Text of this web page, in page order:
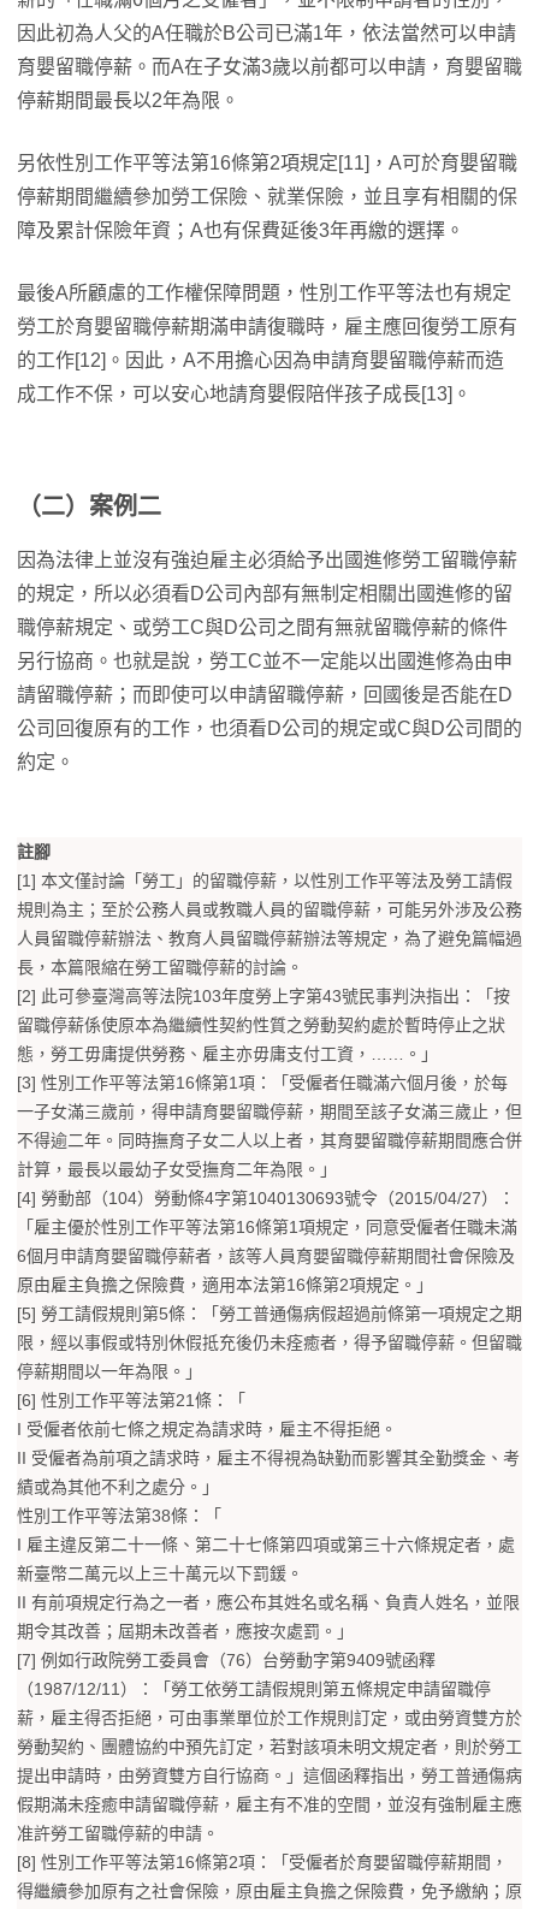
因此初為人父的A任職於B公司已滿1年，依法當然可以申請
育嬰留職停薪。而A在子女滿3歲以前都可以申請，育嬰留職
停薪期間最長以2年為限。
另依性別工作平等法第16條第2項規定[11]，A可於育嬰留職
停薪期間繼續參加勞工保險、就業保險，並且享有相關的保
障及累計保險年資；A也有保費延後3年再繳的選擇。
最後A所顧慮的工作權保障問題，性別工作平等法也有規定
勞工於育嬰留職停薪期滿申請復職時，雇主應回復勞工原有
的工作[12]。因此，A不用擔心因為申請育嬰留職停薪而造
成工作不保，可以安心地請育嬰假陪伴孩子成長[13]。
（二）案例二
因為法律上並沒有強迫雇主必須給予出國進修勞工留職停薪
的規定，所以必須看D公司內部有無制定相關出國進修的留
職停薪規定、或勞工C與D公司之間有無就留職停薪的條件
另行協商。也就是說，勞工C並不一定能以出國進修為由申
請留職停薪；而即使可以申請留職停薪，回國後是否能在D
公司回復原有的工作，也須看D公司的規定或C與D公司間的
約定。
註腳
[1] 本文僅討論「勞工」的留職停薪，以性別工作平等法及勞工請假
規則為主；至於公務人員或教職人員的留職停薪，可能另外涉及公務
人員留職停薪辦法、教育人員留職停薪辦法等規定，為了避免篇幅過
長，本篇限縮在勞工留職停薪的討論。
[2] 此可參臺灣高等法院103年度勞上字第43號民事判決指出：「按
留職停薪係使原本為繼續性契約性質之勞動契約處於暫時停止之狀
態，勞工毋庸提供勞務、雇主亦毋庸支付工資，……。」
[3] 性別工作平等法第16條第1項：「受僱者任職滿六個月後，於每
一子女滿三歲前，得申請育嬰留職停薪，期間至該子女滿三歲止，但
不得逾二年。同時撫育子女二人以上者，其育嬰留職停薪期間應合併
計算，最長以最幼子女受撫育二年為限。」
[4] 勞動部（104）勞動條4字第1040130693號令（2015/04/27）：
「雇主優於性別工作平等法第16條第1項規定，同意受僱者任職未滿
6個月申請育嬰留職停薪者，該等人員育嬰留職停薪期間社會保險及
原由雇主負擔之保險費，適用本法第16條第2項規定。」
[5] 勞工請假規則第5條：「勞工普通傷病假超過前條第一項規定之期
限，經以事假或特別休假抵充後仍未痊癒者，得予留職停薪。但留職
停薪期間以一年為限。」
[6] 性別工作平等法第21條：「
I 受僱者依前七條之規定為請求時，雇主不得拒絕。
II 受僱者為前項之請求時，雇主不得視為缺勤而影響其全勤獎金、考
績或為其他不利之處分。」
性別工作平等法第38條：「
I 雇主違反第二十一條、第二十七條第四項或第三十六條規定者，處
新臺幣二萬元以上三十萬元以下罰鍰。
II 有前項規定行為之一者，應公布其姓名或名稱、負責人姓名，並限
期令其改善；屆期未改善者，應按次處罰。」
[7] 例如行政院勞工委員會（76）台勞動字第9409號函釋
（1987/12/11）：「勞工依勞工請假規則第五條規定申請留職停
薪，雇主得否拒絕，可由事業單位於工作規則訂定，或由勞資雙方於
勞動契約、團體協約中預先訂定，若對該項未明文規定者，則於勞工
提出申請時，由勞資雙方自行協商。」這個函釋指出，勞工普通傷病
假期滿未痊癒申請留職停薪，雇主有不准的空間，並沒有強制雇主應
准許勞工留職停薪的申請。
[8] 性別工作平等法第16條第2項：「受僱者於育嬰留職停薪期間，
得繼續參加原有之社會保險，原由雇主負擔之保險費，免予繳納；原